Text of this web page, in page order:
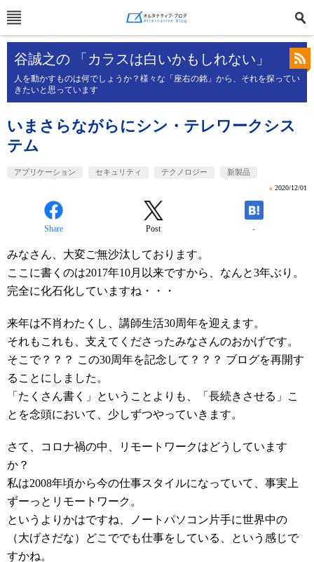
谷誠之の 「カラスは白いかもしれない」
人を動かすものは何でしょうか？様々な「座右の銘」から、それを探ってい
きたいと思っています
いまさらながらにシン・テレワークシス
テム
アプリケーション セキュリティ テクノロジー 新製品
» 2020/12/01
Share Post -
みなさん、大変ご無沙汰しております。
ここに書くのは2017年10月以来ですから、なんと3年ぶり。
完全に化石化していますね・・・
来年は不肖わたくし、講師生活30周年を迎えます。
それもこれも、支えてくださったみなさんのおかげです。
そこで？？？ この30周年を記念して？？？ ブログを再開す
ることにしました。
「たくさん書く」ということよりも、「長続きさせる」こ
とを念頭において、少しずつやっていきます。
さて、コロナ禍の中、リモートワークはどうしています
か？
私は2008年頃から今の仕事スタイルになっていて、事実上
ずーっとリモートワーク。
というよりかはですね、ノートパソコン片手に世界中の
（大げさだな）どこででも仕事をしている、という感じで
すかね。